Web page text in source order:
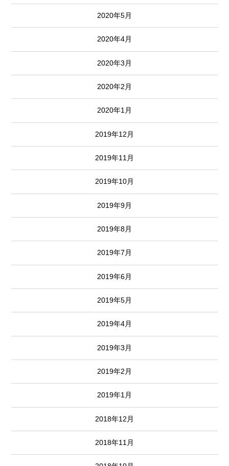
2020年5月
2020年4月
2020年3月
2020年2月
2020年1月
2019年12月
2019年11月
2019年10月
2019年9月
2019年8月
2019年7月
2019年6月
2019年5月
2019年4月
2019年3月
2019年2月
2019年1月
2018年12月
2018年11月